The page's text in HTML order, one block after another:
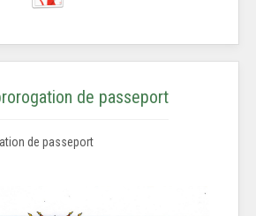
de passeport
de passeport